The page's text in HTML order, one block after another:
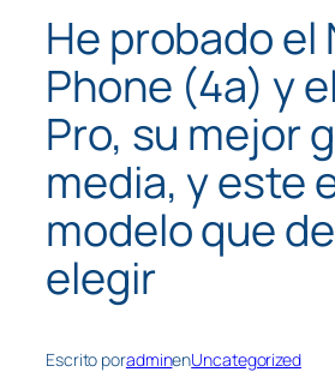
He probado el
Phone (4a) y
Pro, su mejor
media, y este
modelo que
elegir
Escrito poradminenUncategorized